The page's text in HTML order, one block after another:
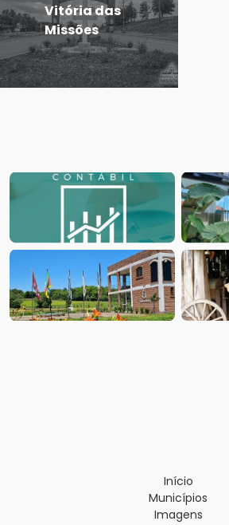
Vitória das
Missões
Início
Municípios
Imagens